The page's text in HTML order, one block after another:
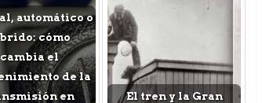
automático o
cómo
cambia el
de la
en
El tren y la Gran